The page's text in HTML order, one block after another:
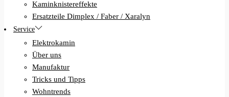
Bio-Ethanol Kamine & Einsätze
Weitere Produkte
Zubehör
Kaminknistereffekte
Ersatzteile Dimplex / Faber / Xaralyn
Service
Elektrokamin